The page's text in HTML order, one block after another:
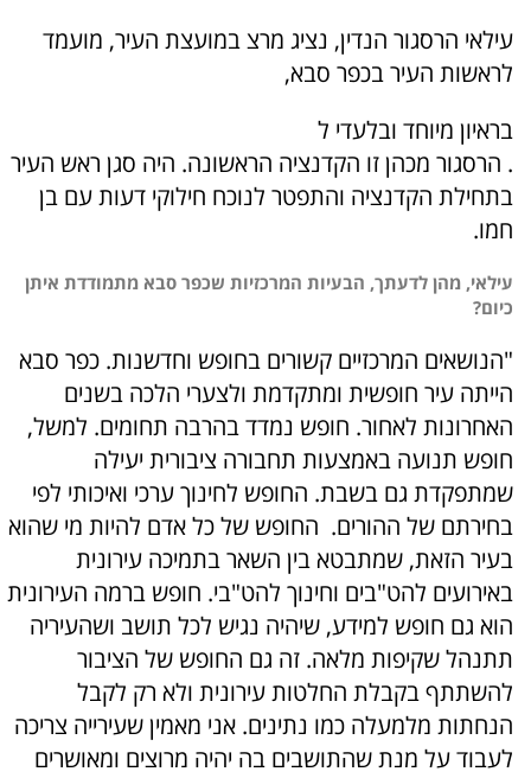
עילאי הרסגור הנדין, נציג מרצ במועצת העיר, מועמד
לראשות העיר בכפר סבא,
בראיון מיוחד ובלעדי ל
. הרסגור מכהן זו הקדנציה הראשונה. היה סגן ראש העיר
בתחילת הקדנציה והתפטר לנוכח חילוקי דעות עם בן
חמו.
עילאי, מהן לדעתך, הבעיות המרכזיות שכפר סבא מתמודדת איתן
כיום?
"הנושאים המרכזיים קשורים בחופש וחדשנות. כפר סבא
הייתה עיר חופשית ומתקדמת ולצערי הלכה בשנים
האחרונות לאחור. חופש נמדד בהרבה תחומים. למשל,
חופש תנועה באמצעות תחבורה ציבורית יעילה
שמתפקדת גם בשבת. החופש לחינוך ערכי ואיכותי לפי
בחירתם של ההורים. החופש של כל אדם להיות מי שהוא
בעיר הזאת, שמתבטא בין השאר בתמיכה עירונית
באירועים להט"בים וחינוך להט"בי. חופש ברמה העירונית
הוא גם חופש למידע, שיהיה נגיש לכל תושב ושהעיריה
תתנהל שקיפות מלאה. זה גם החופש של הציבור
להשתתף בקבלת החלטות עירונית ולא רק לקבל
הנחתות מלמעלה כמו נתינים. אני מאמין שעירייה צריכה
לעבוד על מנת שהתושבים בה יהיה מרוצים ומאושרים